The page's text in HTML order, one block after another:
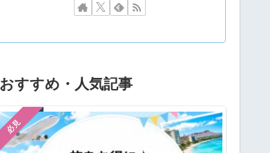
おすすめ・人気記事
必見